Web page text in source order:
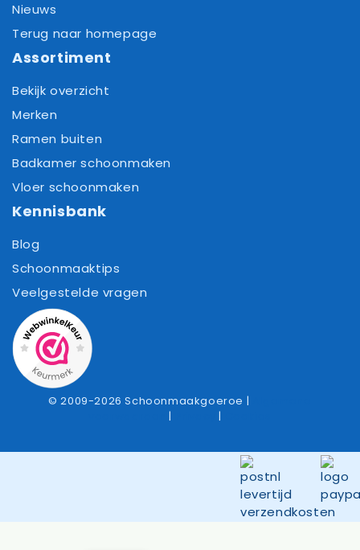
Nieuws
Terug naar homepage
Assortiment
Bekijk overzicht
Merken
Ramen buiten
Badkamer schoonmaken
Vloer schoonmaken
Kennisbank
Blog
Schoonmaaktips
Veelgestelde vragen
© 2009-2026 Schoonmaakgoeroe |
| |